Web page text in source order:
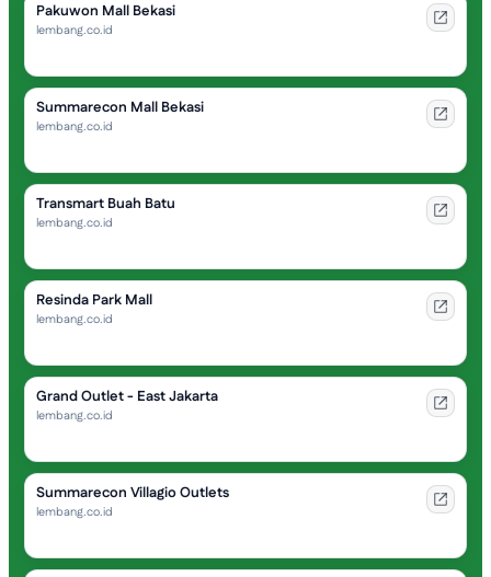
Pakuwon Mall Bekasi
lembang.co.id
Summarecon Mall Bekasi
lembang.co.id
Transmart Buah Batu
lembang.co.id
Resinda Park Mall
lembang.co.id
Grand Outlet - East Jakarta
lembang.co.id
Summarecon Villagio Outlets
lembang.co.id